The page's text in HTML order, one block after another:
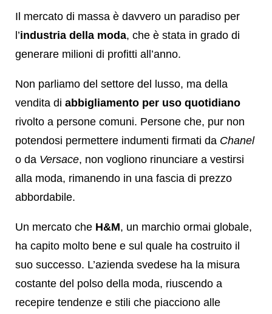
Il mercato di massa è davvero un paradiso per
l’industria della moda, che è stata in grado di
generare milioni di profitti all’anno.
Non parliamo del settore del lusso, ma della
vendita di abbigliamento per uso quotidiano
rivolto a persone comuni. Persone che, pur non
potendosi permettere indumenti firmati da Chanel
o da Versace, non vogliono rinunciare a vestirsi
alla moda, rimanendo in una fascia di prezzo
abbordabile.
Un mercato che H&M, un marchio ormai globale,
ha capito molto bene e sul quale ha costruito il
suo successo. L’azienda svedese ha la misura
costante del polso della moda, riuscendo a
recepire tendenze e stili che piacciono alle